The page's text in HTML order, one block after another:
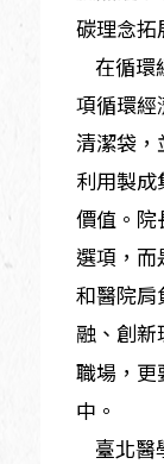
碳理念拓
在循環
項循環經
清潔袋，
利用製
價值。院
選項，而
和醫院肩
融、創
職場，更
中。
臺北醫